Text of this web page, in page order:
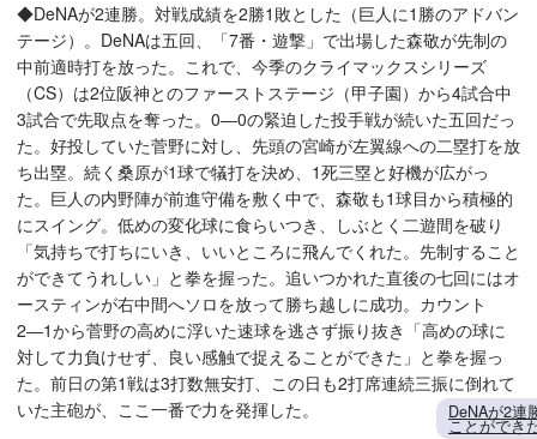
◆DeNAが2連勝。対戦成績を2勝1敗とした（巨人に1勝のアドバン
テージ）。DeNAは五回、「7番・遊撃」で出場した森敬が先制の
中前適時打を放った。これで、今季のクライマックスシリーズ
（CS）は2位阪神とのファーストステージ（甲子園）から4試合中
3試合で先取点を奪った。0―0の緊迫した投手戦が続いた五回だっ
た。好投していた菅野に対し、先頭の宮崎が左翼線への二塁打を放
ち出塁。続く桑原が1球で犠打を決め、1死三塁と好機が広がっ
た。巨人の内野陣が前進守備を敷く中で、森敬も1球目から積極的
にスイング。低めの変化球に食らいつき、しぶとく二遊間を破り
「気持ちで打ちにいき、いいところに飛んでくれた。先制すること
ができてうれしい」と拳を握った。追いつかれた直後の七回にはオ
ースティンが右中間へソロを放って勝ち越しに成功。カウント
2―1から菅野の高めに浮いた速球を逃さず振り抜き「高めの球に
対して力負けせず、良い感触で捉えることができた」と拳を握っ
た。前日の第1戦は3打数無安打、この日も2打席連続三振に倒れて
いた主砲が、ここ一番で力を発揮した。
DeNAが2
ことができ